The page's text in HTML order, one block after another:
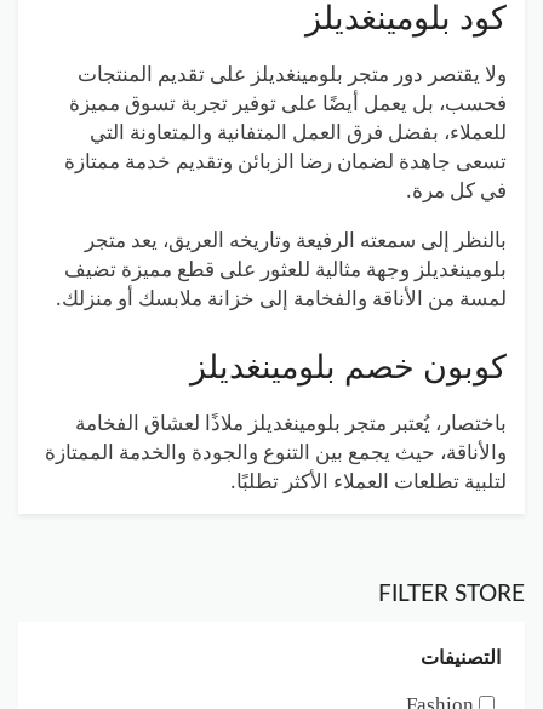
كود بلومينغديلز
ولا يقتصر دور متجر بلومينغديلز على تقديم المنتجات
فحسب، بل يعمل أيضًا على توفير تجربة تسوق مميزة
للعملاء، بفضل فرق العمل المتفانية والمتعاونة التي
تسعى جاهدة لضمان رضا الزبائن وتقديم خدمة ممتازة
في كل مرة.
بالنظر إلى سمعته الرفيعة وتاريخه العريق، يعد متجر
بلومينغديلز وجهة مثالية للعثور على قطع مميزة تضيف
لمسة من الأناقة والفخامة إلى خزانة ملابسك أو منزلك.
كوبون خصم بلومينغديلز
باختصار، يُعتبر متجر بلومينغديلز ملاذًا لعشاق الفخامة
والأناقة، حيث يجمع بين التنوع والجودة والخدمة الممتازة
لتلبية تطلعات العملاء الأكثر تطلبًا.
FILTER STORE
التصنيفات